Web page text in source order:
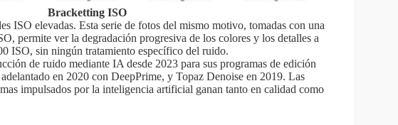
Bracketting ISO
ISO elevadas. Esta serie de fotos del mismo motivo, tomadas con una
permite ver la degradación progresiva de los colores y los detalles a
ISO, sin ningún tratamiento específico del ruido.
de ruido mediante IA desde 2023 para sus programas de edición
en 2020 con DeepPrime, y Topaz Denoise en 2019. Las
impulsados por la inteligencia artificial ganan tanto en calidad como